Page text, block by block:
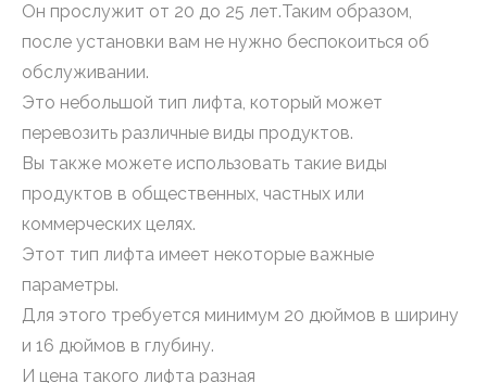
Он прослужит от 20 до 25 лет.Таким образом,
после установки вам не нужно беспокоиться об
обслуживании.
Это небольшой тип лифта, который может
перевозить различные виды продуктов.
Вы также можете использовать такие виды
продуктов в общественных, частных или
коммерческих целях.
Этот тип лифта имеет некоторые важные
параметры.
Для этого требуется минимум 20 дюймов в ширину
и 16 дюймов в глубину.
И цена такого лифта разная